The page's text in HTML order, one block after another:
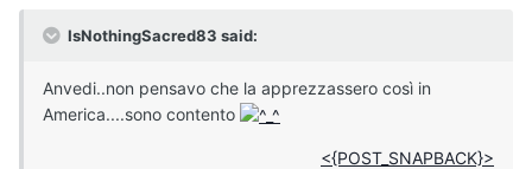
IsNothingSacred83 said:
Anvedi..non pensavo che la apprezzassero così in
America....sono contento
<{POST_SNAPBACK}>